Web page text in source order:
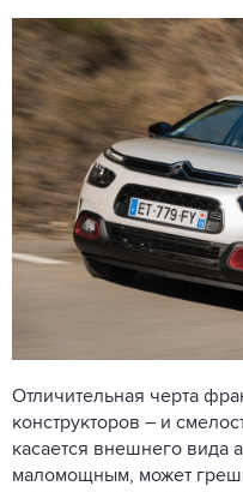
Отличительная черта
конструкторов – и
касается внешнего вида
маломощным, может